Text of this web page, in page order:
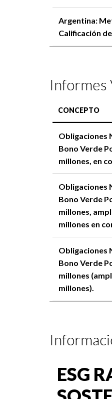
Argentina:
Calificación
Informes
CONCEPTO
Obligaciones
Bono Verde
millones, en
Obligaciones
Bono Verde
millones,
millones en
Obligaciones
Bono Verde
millones
millones).
ESG